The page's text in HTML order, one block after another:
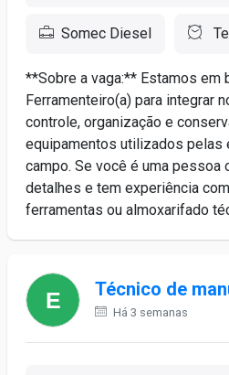
Somec Diesel
**Sobre a vaga:** Estamos em
Ferramenteiro(a) para integrar
controle, organização e
equipamentos utilizados pelas
campo. Se você é uma pessoa
detalhes e tem experiência
ferramentas ou almoxarifado
Técnico de
Há 3 semanas